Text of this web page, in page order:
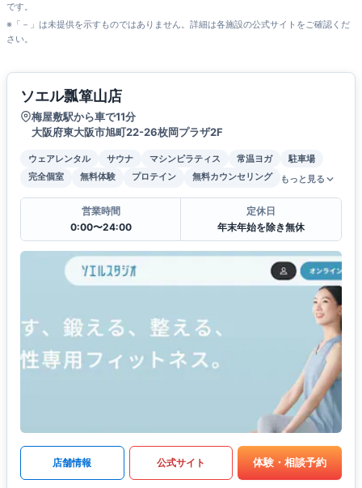
です。
※「－」は未提供を示すものではありません。詳細は各施設の公式サイトをご確認くだ
さい。
ソエル瓢箪山店
梅屋敷駅から車で11分
大阪府東大阪市旭町22-26枚岡プラザ2F
ウェアレンタル サウナ マシンピラティス 常温ヨガ
駐車場
完全個室
無料体験 プロテイン 無料カウンセリング もっと見る
営業時間
0:00〜24:00
定休日
年末年始を除き無休
店舗情報 公式サイト 体験・相談予約